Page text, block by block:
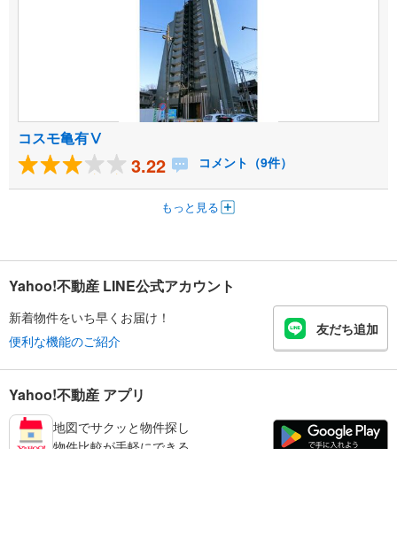
コスモ亀有Ⅴ
3.22 コメント（9件）
もっと見る
Yahoo!不動産 LINE公式アカウント
新着物件をいち早くお届け！
便利な機能のご紹介
友だち追加
Yahoo!不動産 アプリ
地図でサクッと物件探し
物件比較が手軽にできる